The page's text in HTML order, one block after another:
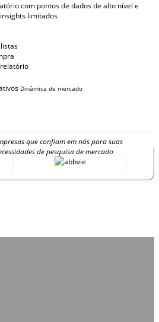
com pontos de dados de alto nível e
limitados
Dinâmica de mercado
que confiam em nós para suas
de pesquisa de mercado